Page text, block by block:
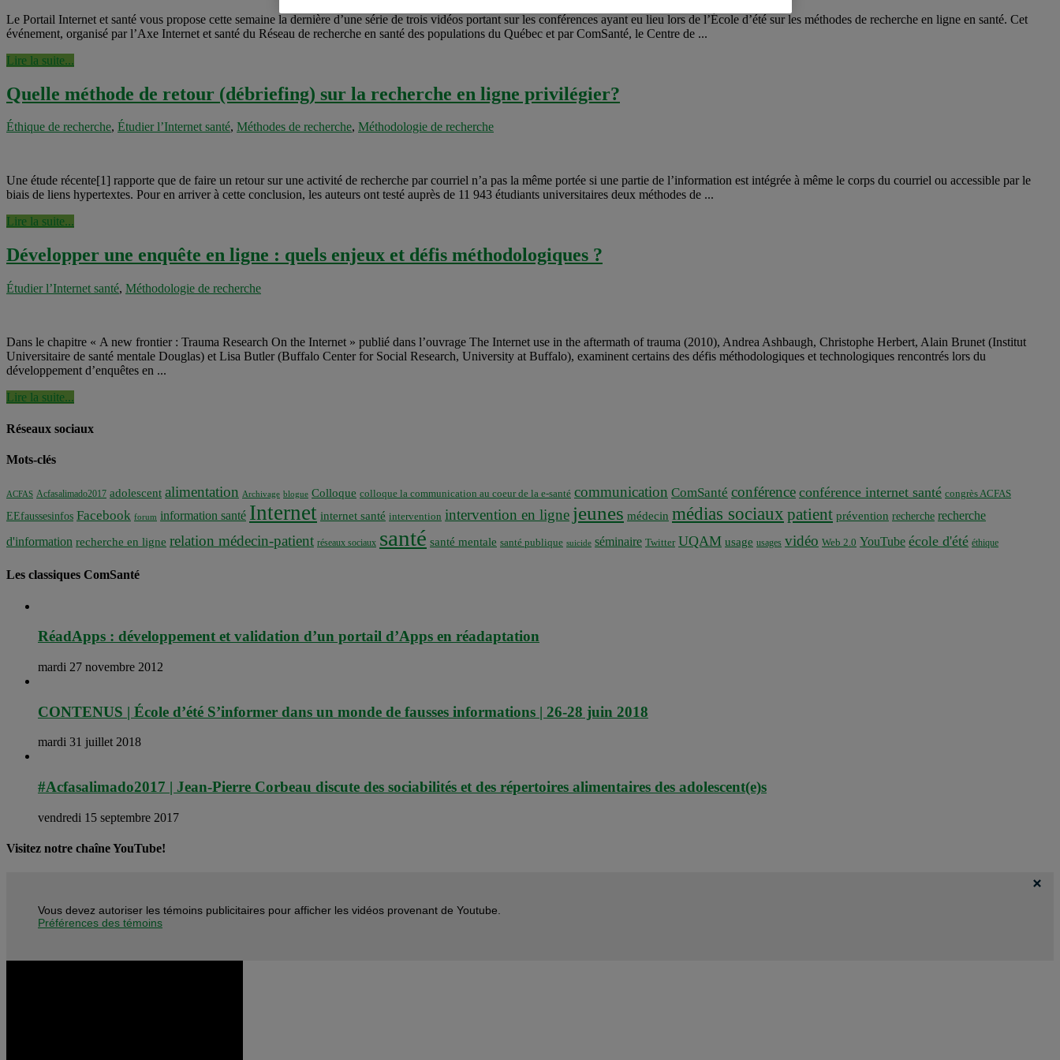
Le Portail Internet et santé vous propose cette semaine la dernière d’une série de trois vidéos portant sur les conférences ayant eu lieu lors de l’École d’été sur les méthodes de recherche en ligne en santé. Cet
événement, organisé par l’Axe Internet et santé du Réseau de recherche en santé des populations du Québec et par ComSanté, le Centre de ...
Lire la suite...
Quelle méthode de retour (débriefing) sur la recherche en ligne privilégier?
Éthique de recherche, Étudier l’Internet santé, Méthodes de recherche, Méthodologie de recherche
Une étude récente[1] rapporte que de faire un retour sur une activité de recherche par courriel n’a pas la même portée si une partie de l’information est intégrée à même le corps du courriel ou accessible par le
biais de liens hypertextes. Pour en arriver à cette conclusion, les auteurs ont testé auprès de 11 943 étudiants universitaires deux méthodes de ...
Lire la suite...
Développer une enquête en ligne : quels enjeux et défis méthodologiques ?
Étudier l’Internet santé, Méthodologie de recherche
Dans le chapitre « A new frontier : Trauma Research On the Internet » publié dans l’ouvrage The Internet use in the aftermath of trauma (2010), Andrea Ashbaugh, Christophe Herbert, Alain Brunet (Institut
Universitaire de santé mentale Douglas) et Lisa Butler (Buffalo Center for Social Research, University at Buffalo), examinent certains des défis méthodologiques et technologiques rencontrés lors du
développement d’enquêtes en ...
Lire la suite...
Réseaux sociaux
Mots-clés
ACFAS Acfasalimado2017 adolescent alimentation Archivage blogue Colloque colloque la communication au coeur de la e-santé communication ComSanté conférence conférence internet santé congrès ACFAS
EEfaussesinfos Facebook forum information santé Internet internet santé intervention intervention en ligne jeunes médecin médias sociaux patient prévention recherche recherche
d'information recherche en ligne relation médecin-patient réseaux sociaux santé santé mentale santé publique suicide séminaire Twitter UQAM usage usages vidéo Web 2.0 YouTube école d'été éthique
Les classiques ComSanté
RéadApps : développement et validation d’un portail d’Apps en réadaptation
mardi 27 novembre 2012
CONTENUS | École d’été S’informer dans un monde de fausses informations | 26-28 juin 2018
mardi 31 juillet 2018
#Acfasalimado2017 | Jean-Pierre Corbeau discute des sociabilités et des répertoires alimentaires des adolescent(e)s
vendredi 15 septembre 2017
Visitez notre chaîne YouTube!
Vous devez autoriser les témoins publicitaires pour afficher les vidéos provenant de Youtube.
Préférences des témoins